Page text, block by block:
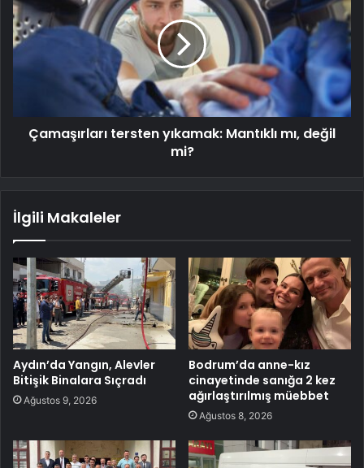
Çamaşırları tersten yıkamak: Mantıklı mı, değil
mi?
İlgili Makaleler
Aydın’da Yangın, Alevler
Bitişik Binalara Sıçradı
Ağustos 9, 2026
Bodrum’da anne-kız
cinayetinde sanığa 2 kez
ağırlaştırılmış müebbet
Ağustos 8, 2026